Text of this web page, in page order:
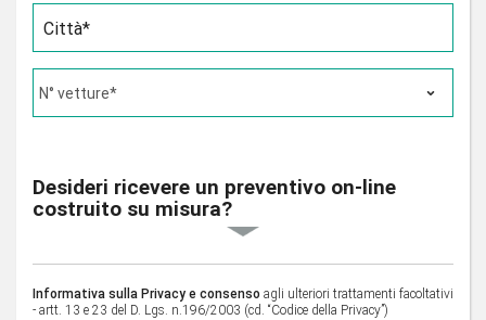
Città*
Desideri ricevere un preventivo on-line
costruito su misura?
Informativa sulla Privacy e consenso agli ulteriori trattamenti facoltativi
- artt. 13 e 23 del D. Lgs. n.196/2003 (cd. “Codice della Privacy”)